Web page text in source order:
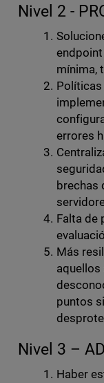
Nivel 2 -
endpoint
mínima,
errores
brechas
Falta de
Más
aquellos
puntos
Nivel 3 –
Haber